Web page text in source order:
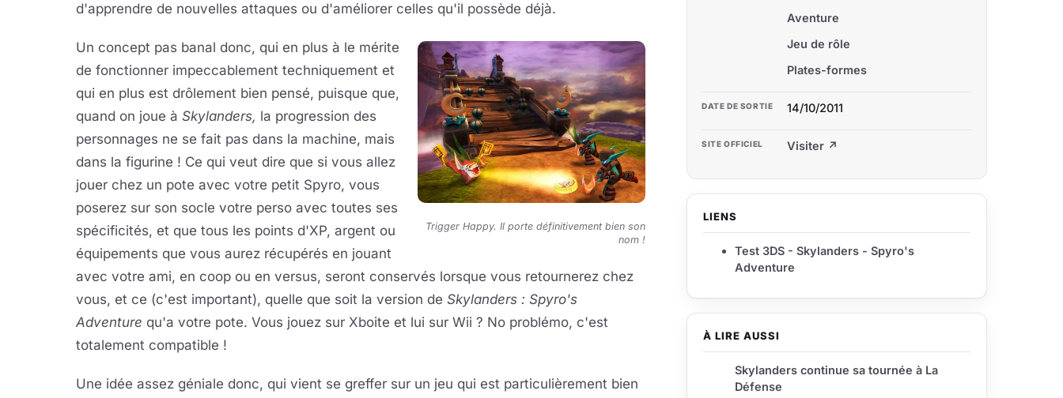
d'apprendre de nouvelles attaques ou d'améliorer celles qu'il possède déjà.
Trigger Happy. Il porte définitivement bien son
nom !
Un concept pas banal donc, qui en plus à le mérite
de fonctionner impeccablement techniquement et
qui en plus est drôlement bien pensé, puisque que,
quand on joue à Skylanders, la progression des
personnages ne se fait pas dans la machine, mais
dans la figurine ! Ce qui veut dire que si vous allez
jouer chez un pote avec votre petit Spyro, vous
poserez sur son socle votre perso avec toutes ses
spécificités, et que tous les points d'XP, argent ou
équipements que vous aurez récupérés en jouant
avec votre ami, en coop ou en versus, seront conservés lorsque vous retournerez chez
vous, et ce (c'est important), quelle que soit la version de Skylanders : Spyro's
Adventure qu'a votre pote. Vous jouez sur Xboite et lui sur Wii ? No problémo, c'est
totalement compatible !
Une idée assez géniale donc, qui vient se greffer sur un jeu qui est particulièrement bien
À LIRE AUSSI
Skylanders continue sa tournée à La
Défense
Aventure
Jeu de rôle
Plates-formes
DATE DE SORTIE 14/10/2011
SITE OFFICIEL Visiter ↗
LIENS
Test 3DS - Skylanders - Spyro's
Adventure